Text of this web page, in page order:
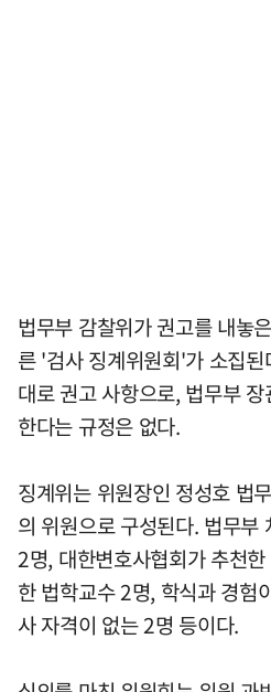
법무부 감찰위가 권고를 내놓
른 '검사 징계위원회'가 소집
대로 권고 사항으로, 법무부
한다는 규정은 없다.
징계위는 위원장인 정성호 법
의 위원으로 구성된다. 법무부
2명, 대한변호사협회가 추천
한 법학교수 2명, 학식과 경험
사 자격이 없는 2명 등이다.